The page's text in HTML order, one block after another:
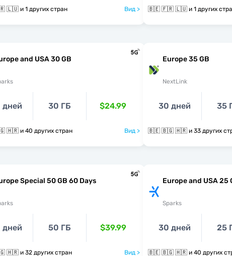
🇧🇪 🇫🇷 🇱🇺 и 1 других стран Вид > 🇧🇪 🇫🇷 🇱🇺 и 1 других
and USA 30 GB
дней 30 ГБ $24.99
🇧🇪 🇧🇬 🇭🇷 и 40 других стран Вид >
Europe 35 GB
NextLink
30 дней 35
🇧🇪 🇧🇬 🇭🇷 и 33 других
Special 50 GB 60 Days
дней 50 ГБ $39.99
🇧🇪 🇧🇬 🇭🇷 и 32 других стран Вид >
Europe and USA 25
Sparks
30 дней 25
🇧🇪 🇧🇬 🇭🇷 и 40 других